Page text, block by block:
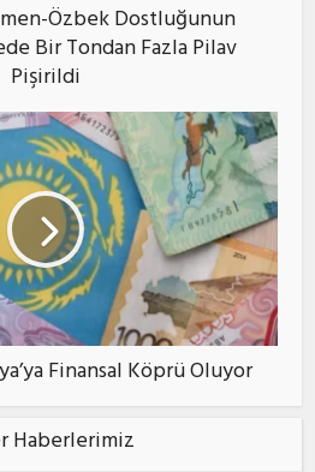
Özbek Dostluğunun
Bir Tondan Fazla Pilav
Pişirildi
Finansal Köprü Oluyor
Haberlerimiz